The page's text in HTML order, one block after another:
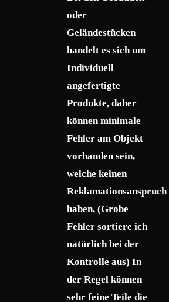
oder
Geländestücken
handelt es sich um
Individuell
angefertigte
Produkte, daher
können minimale
Fehler am Objekt
vorhanden sein,
welche keinen
Reklamationsanspruch
haben. (Grobe
Fehler sortiere ich
natürlich bei der
Kontrolle aus) In
der Regel können
sehr feine Teile die